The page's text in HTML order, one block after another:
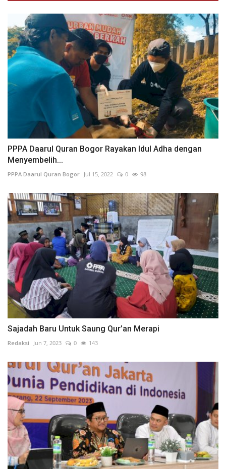
PPPA Daarul Quran Bogor Rayakan Idul Adha dengan
Menyembelih...
PPPA Daarul Quran Bogor Jul 15, 2022 0 98
Sajadah Baru Untuk Saung Qur’an Merapi
Redaksi Jun 7, 2023 0 143